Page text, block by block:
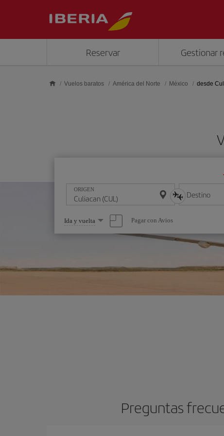
Reservar Gestionar
Vuelos baratos América del Norte México desde
ORIGEN Destino
Seleccione
una
opción
Ida y vuelta Pagar con Avios
Preguntas